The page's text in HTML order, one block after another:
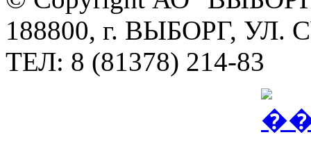
188800, г. ВЫБОРГ, УЛ.
ТЕЛ: 8 (81378) 214-83